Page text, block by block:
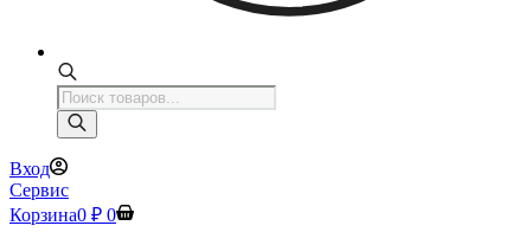
Поиск
товаров
Вход
Сервис
Корзина0 ₽ 0